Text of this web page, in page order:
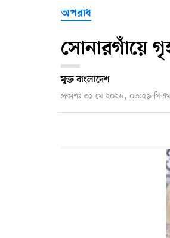
অপরাধ
সোনারগাঁয়ে
মুক্ত বাংলাদেশ
প্রকাশঃ ৩১ মে ২০২৬, ০৩:৫৯